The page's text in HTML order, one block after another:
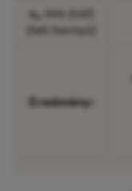
a
mm (col)
(teli hornyú)
Eredmény: